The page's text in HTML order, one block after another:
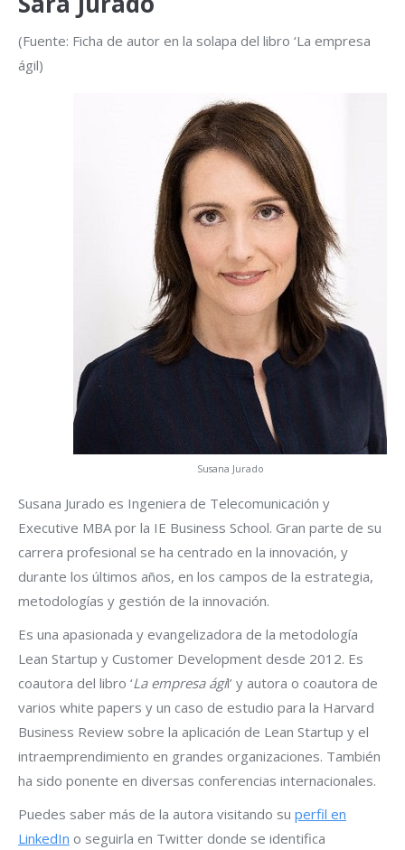
(Fuente: Ficha de autor en la solapa del libro ‘La empresa
ágil)
Susana Jurado
Susana Jurado es Ingeniera de Telecomunicación y
Executive MBA por la IE Business School. Gran parte de su
carrera profesional se ha centrado en la innovación, y
durante los últimos años, en los campos de la estrategia,
metodologías y gestión de la innovación.
Es una apasionada y evangelizadora de la metodología
Lean Startup y Customer Development desde 2012. Es
coautora del libro ‘La empresa ágil’ y autora o coautora de
varios white papers y un caso de estudio para la Harvard
Business Review sobre la aplicación de Lean Startup y el
intraemprendimiento en grandes organizaciones. También
ha sido ponente en diversas conferencias internacionales.
Puedes saber más de la autora visitando su perfil en
LinkedIn o seguirla en Twitter donde se identifica